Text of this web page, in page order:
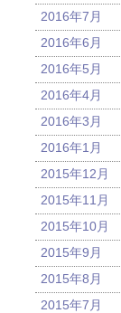
2016年7月
2016年6月
2016年5月
2016年4月
2016年3月
2016年1月
2015年12月
2015年11月
2015年10月
2015年9月
2015年8月
2015年7月